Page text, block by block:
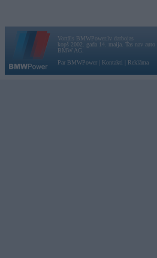
Vortāls BMWPower.lv darbojas
kopš 2002. gada 14. maija. Tas nav
BMW AG.
Par BMWPower
Kontakti Reklāma